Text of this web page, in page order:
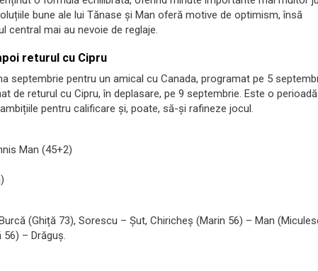
bune ale lui Tănase și Man oferă motive de optimism, însă
central mai au nevoie de reglaje.
returul cu Cipru
septembrie pentru un amical cu Canada, programat pe 5
de returul cu Cipru, în deplasare, pe 9 septembrie. Este o
pentru calificare și, poate, să-și rafineze jocul.
Man (45+2)
(Ghiță 73), Sorescu – Șut, Chiricheș (Marin 56) – Man
– Drăguș.